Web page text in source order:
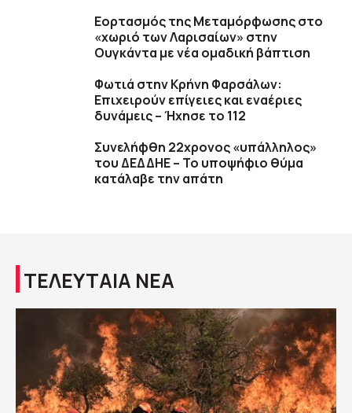
Εορτασμός της Μεταμόρφωσης στο
«χωριό των Λαρισαίων» στην
Ουγκάντα με νέα ομαδική βάπτιση
Φωτιά στην Κρήνη Φαρσάλων:
Επιχειρούν επίγειες και εναέριες
δυνάμεις – Ήχησε το 112
Συνελήφθη 22χρονος «υπάλληλος»
του ΔΕΔΔΗΕ – Το υποψήφιο θύμα
κατάλαβε την απάτη
ΤΕΛΕΥΤΑΙΑ ΝΕΑ